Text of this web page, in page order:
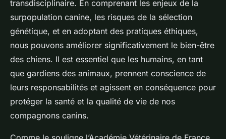
transdisciplinaire. En comprenant les enjeux de la
surpopulation canine, les risques de la sélection
génétique, et en adoptant des pratiques éthiques,
nous pouvons améliorer significativement le bien-être
des chiens. Il est essentiel que les humains, en tant
que gardiens des animaux, prennent conscience de
leurs responsabilités et agissent en conséquence pour
protéger la santé et la qualité de vie de nos
compagnons canins.